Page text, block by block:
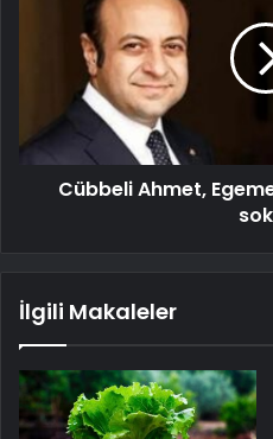
Cübbeli Ahmet,
İlgili Makaleler